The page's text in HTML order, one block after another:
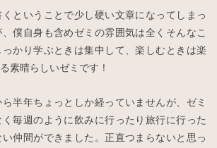
ということで少し硬い文章になってしまっ
僕自身も含めゼミの雰囲気は全くそんなこ
かり学ぶときは集中して、楽しむときは楽
素晴らしいゼミです！
半年ちょっとしか経っていませんが、ゼミ
毎週のように飲みに行ったり旅行に行った
仲間ができました。正直つまらないと思っ